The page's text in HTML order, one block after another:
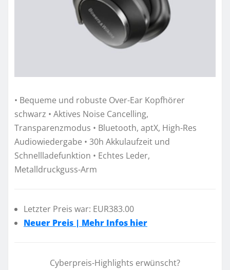
• Bequeme und robuste Over-Ear Kopfhörer
schwarz • Aktives Noise Cancelling,
Transparenzmodus • Bluetooth, aptX, High-Res
Audiowiedergabe • 30h Akkulaufzeit und
Schnellladefunktion • Echtes Leder,
Metalldruckguss-Arm
Letzter Preis war: EUR383.00
Neuer Preis | Mehr Infos hier
Cyberpreis-Highlights erwünscht?